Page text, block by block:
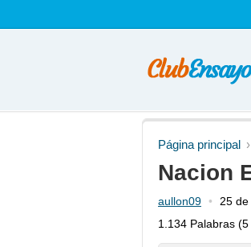
Página principal
Nacion
aullon09
25
1.134 Palabras (5